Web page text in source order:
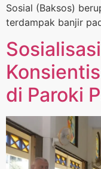
Sosial (Baksos)
terdampak banjir
di Paroki